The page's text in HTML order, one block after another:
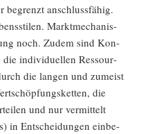
begrenzt anschluss­fä­hig.
Markt­me­cha­nis­
noch. Zudem sind Kon­
die indi­vi­du­el­len Res­sour­
die lan­gen und zumeist
die
und nur ver­mit­telt
in Ent­schei­dun­gen ein­be­